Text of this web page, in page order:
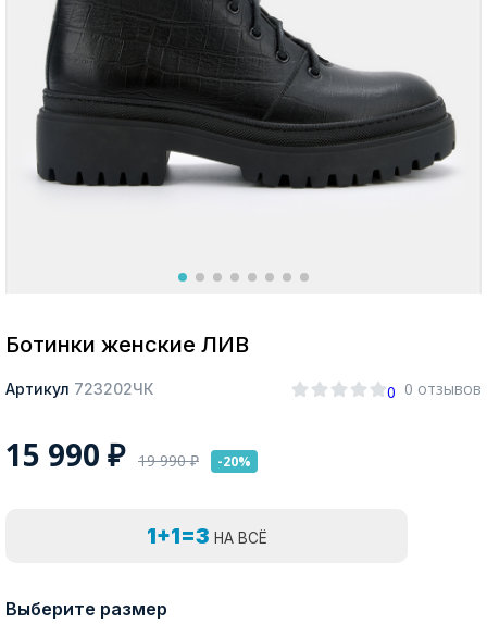
Ботинки женские ЛИВ
Артикул 723202ЧК 0 0 отзывов
15 990 ₽ 19 990₽ -20%
1+1=3 НА ВСЁ
Выберите размер